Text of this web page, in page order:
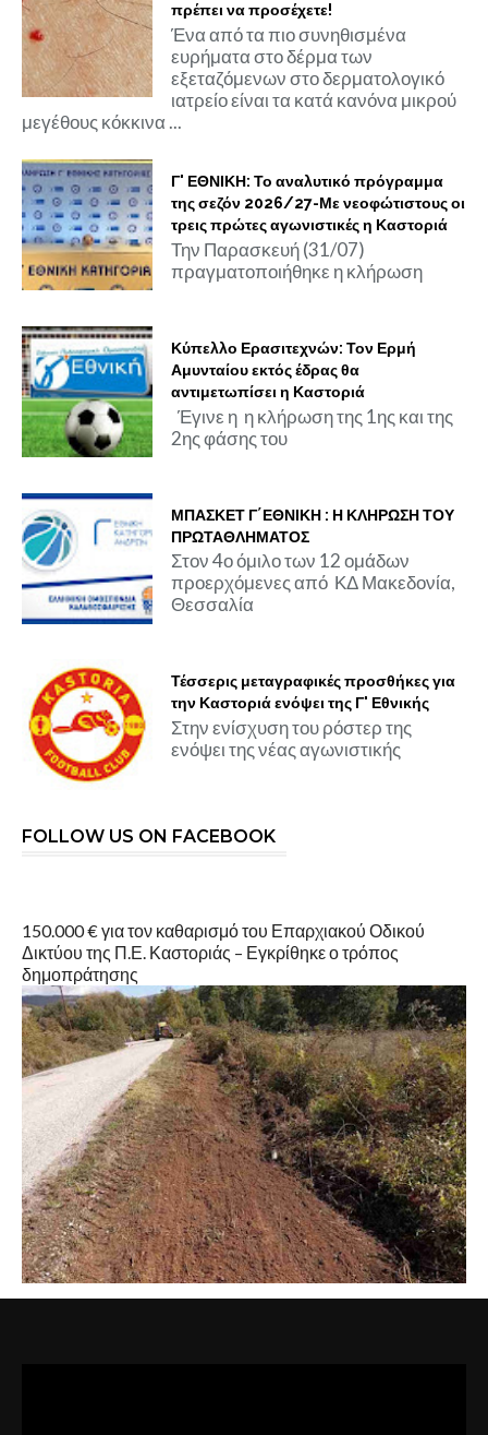
πρέπει να προσέχετε!
Ένα από τα πιο συνηθισμένα
ευρήματα στο δέρμα των
εξεταζόμενων στο δερματολογικό
ιατρείο είναι τα κατά κανόνα μικρού
μεγέθους κόκκινα ...
Γ' ΕΘΝΙΚΗ: Το αναλυτικό πρόγραμμα
της σεζόν 2026/27-Με νεοφώτιστους οι
τρεις πρώτες αγωνιστικές η Καστοριά
Την Παρασκευή (31/07)
πραγματοποιήθηκε η κλήρωση
Κύπελλο Ερασιτεχνών: Τον Ερμή
Αμυνταίου εκτός έδρας θα
αντιμετωπίσει η Καστοριά
Έγινε η η κλήρωση της 1ης και της
2ης φάσης του
ΜΠΑΣΚΕΤ Γ΄ΕΘΝΙΚΗ : Η ΚΛΗΡΩΣΗ ΤΟΥ
ΠΡΩΤΑΘΛΗΜΑΤΟΣ
Στον 4ο όμιλο των 12 ομάδων
προερχόμενες από ΚΔ Μακεδονία,
Θεσσαλία
Τέσσερις μεταγραφικές προσθήκες για
την Καστοριά ενόψει της Γ' Εθνικής
Στην ενίσχυση του ρόστερ της
ενόψει της νέας αγωνιστικής
FOLLOW US ON FACEBOOK
150.000 € για τον καθαρισμό του Επαρχιακού Οδικού
Δικτύου της Π.Ε. Καστοριάς – Εγκρίθηκε ο τρόπος
δημοπράτησης